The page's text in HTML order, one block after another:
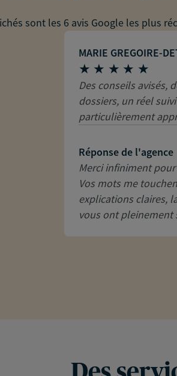
sont les 6 avis Google les plus
MARIE GREGOIRE-
Des conseils avisés,
dossiers, un réel
particulièrement
Réponse de l'agence
Merci infiniment
Vos mots me
explications claires,
vous ont pleinement